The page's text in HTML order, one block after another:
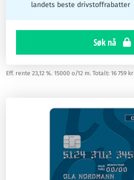
landets beste drivstoffrabatter
Søk nå
Eff. rente 23,12 %. 15000 o/12 m. Totalt: 16 759 kr